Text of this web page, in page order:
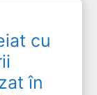
cu
în